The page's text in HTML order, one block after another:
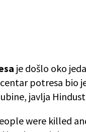
je došlo oko
potresa bio
javlja
were killed